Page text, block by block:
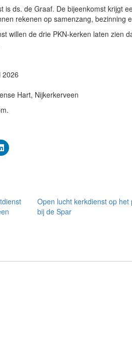
is ds. de Graaf. De bijeenkomst krijgt
rekenen op samenzang, bezinning
willen de drie PKN-kerken laten zien
2026
Hart, Nijkerkerveen
Open lucht kerkdienst op het
bij de Spar